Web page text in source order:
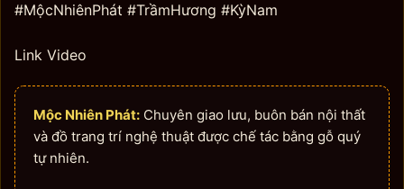
#MộcNhiênPhát #TrầmHương #KỳNam
Link Video
Mộc Nhiên Phát: Chuyên giao lưu, buôn bán nội thất
và đồ trang trí nghệ thuật được chế tác bằng gỗ quý
tự nhiên.